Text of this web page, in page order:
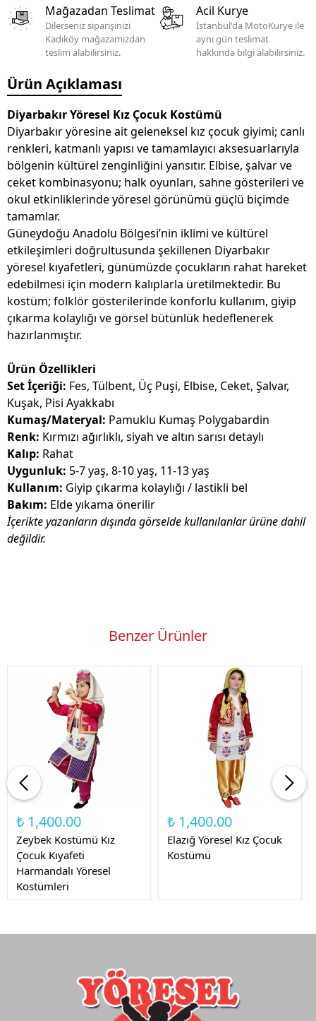
Mağazadan Teslimat
Dilerseniz siparişinizi
Kadıköy mağazamızdan
teslim alabilirsiniz.
Acil Kurye
İstanbul'da MotoKurye ile
aynı gün teslimat
hakkında bilgi alabilirsiniz.
Ürün Açıklaması
Diyarbakır Yöresel Kız Çocuk Kostümü
Diyarbakır yöresine ait geleneksel kız çocuk giyimi; canlı
renkleri, katmanlı yapısı ve tamamlayıcı aksesuarlarıyla
bölgenin kültürel zenginliğini yansıtır. Elbise, şalvar ve
ceket kombinasyonu; halk oyunları, sahne gösterileri ve
okul etkinliklerinde yöresel görünümü güçlü biçimde
tamamlar.
Güneydoğu Anadolu Bölgesi’nin iklimi ve kültürel
etkileşimleri doğrultusunda şekillenen Diyarbakır
yöresel kıyafetleri, günümüzde çocukların rahat hareket
edebilmesi için modern kalıplarla üretilmektedir. Bu
kostüm; folklör gösterilerinde konforlu kullanım, giyip
çıkarma kolaylığı ve görsel bütünlük hedeflenerek
hazırlanmıştır.
Ürün Özellikleri
Set İçeriği: Fes, Tülbent, Üç Puşi, Elbise, Ceket, Şalvar,
Kuşak, Pisi Ayakkabı
Kumaş/Materyal: Pamuklu Kumaş Polygabardin
Renk: Kırmızı ağırlıklı, siyah ve altın sarısı detaylı
Kalıp: Rahat
Uygunluk: 5-7 yaş, 8-10 yaş, 11-13 yaş
Kullanım: Giyip çıkarma kolaylığı / lastikli bel
Bakım: Elde yıkama önerilir
İçerikte yazanların dışında görselde kullanılanlar ürüne dahil
değildir.
Benzer Ürünler
₺ 1,400.00
Zeybek Kostümü Kız
Çocuk Kıyafeti
Harmandalı Yöresel
Kostümleri
₺ 1,400.00
Elazığ Yöresel Kız Çocuk
Kostümü